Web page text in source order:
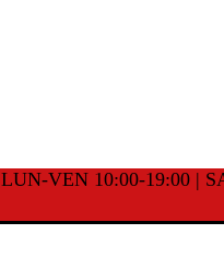
LUN-VEN 10:00-19:00 |